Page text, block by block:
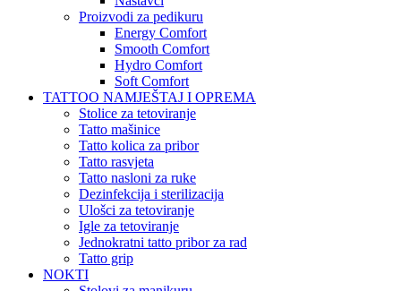
Proizvodi za pedikuru
Energy Comfort
Smooth Comfort
Hydro Comfort
Soft Comfort
TATTOO NAMJEŠTAJ I OPREMA
Stolice za tetoviranje
Tatto mašinice
Tatto kolica za pribor
Tatto rasvjeta
Tatto nasloni za ruke
Dezinfekcija i sterilizacija
Ulošci za tetoviranje
Igle za tetoviranje
Jednokratni tatto pribor za rad
Tatto grip
NOKTI